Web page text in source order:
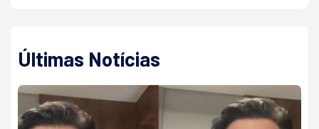
Últimas Notícias